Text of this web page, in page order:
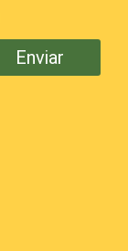
Enviar